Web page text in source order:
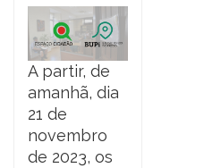
A partir, de
amanhã, dia
21 de
novembro
de 2023, os